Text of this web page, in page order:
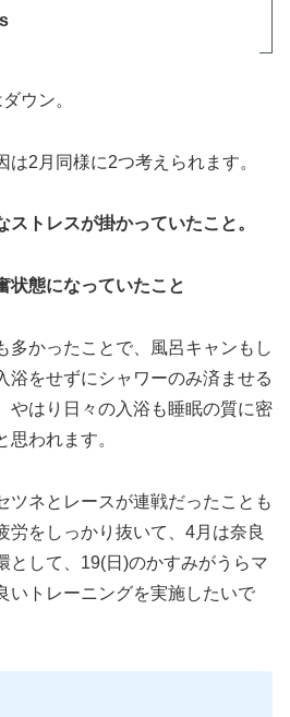
ウン。
は2月同様に2つ考えられます。
トレスが掛かっていたこと。
態になっていたこと
かったことで、風呂キャンもし
浴をせずにシャワーのみ済ませる
やはり日々の入浴も睡眠の質に密
われます。
ツネとレースが連戦だったことも
労をしっかり抜いて、4月は奈良
として、19(日)のかすみがうらマ
いトレーニングを実施したいで